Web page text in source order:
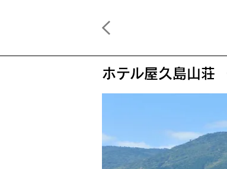
ホテル屋久島山荘